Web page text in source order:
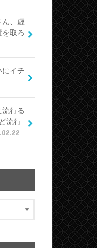
ん、虚
取ろ
にイチ
流行る
流行